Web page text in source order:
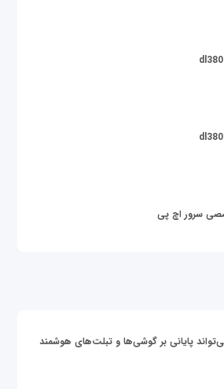
سرور اچ پی
پایانی بر گوشی‌ها و تبلت‌های هوشمند